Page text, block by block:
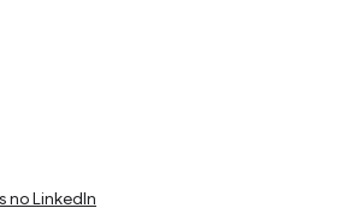
no LinkedIn